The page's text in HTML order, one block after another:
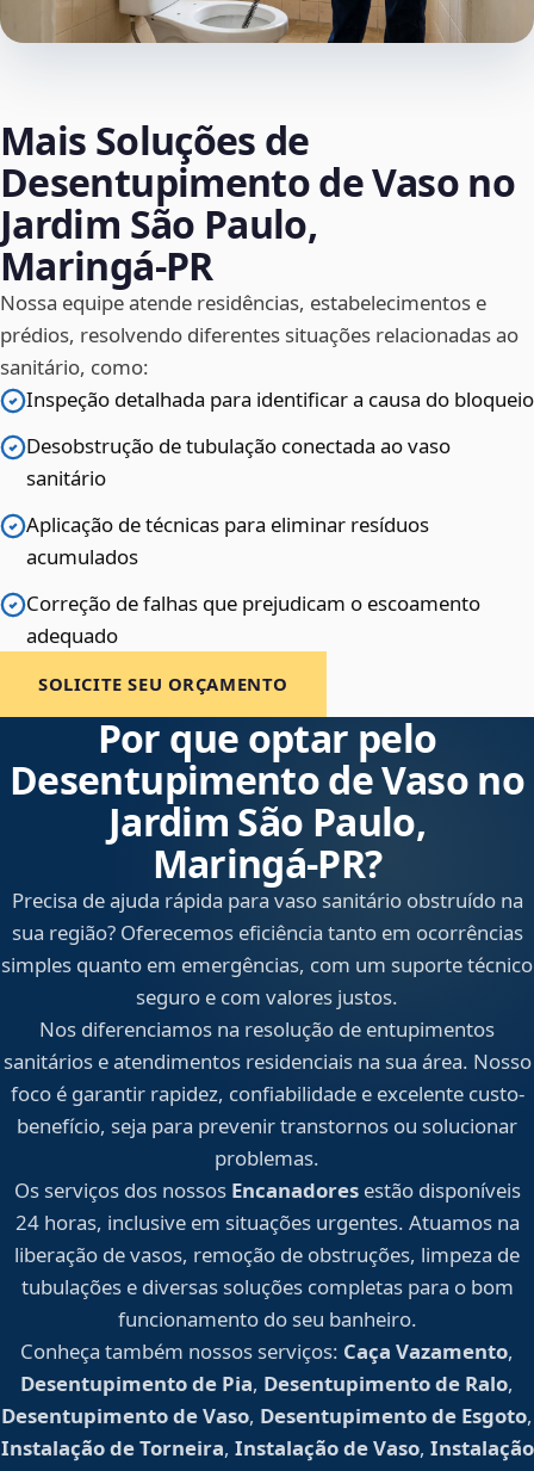
Mais Soluções de
Desentupimento de Vaso no
Jardim São Paulo,
Maringá‑PR
Nossa equipe atende residências, estabelecimentos e
prédios, resolvendo diferentes situações relacionadas ao
sanitário, como:
Inspeção detalhada para identificar a causa do bloqueio
Desobstrução de tubulação conectada ao vaso
sanitário
Aplicação de técnicas para eliminar resíduos
acumulados
Correção de falhas que prejudicam o escoamento
adequado
SOLICITE SEU ORÇAMENTO
Por que optar pelo
Desentupimento de Vaso no
Jardim São Paulo,
Maringá‑PR?
Precisa de ajuda rápida para vaso sanitário obstruído na
sua região? Oferecemos eficiência tanto em ocorrências
simples quanto em emergências, com um suporte técnico
seguro e com valores justos.
Nos diferenciamos na resolução de entupimentos
sanitários e atendimentos residenciais na sua área. Nosso
foco é garantir rapidez, confiabilidade e excelente custo-
benefício, seja para prevenir transtornos ou solucionar
problemas.
Os serviços dos nossos Encanadoresestão disponíveis
24 horas, inclusive em situações urgentes. Atuamos na
liberação de vasos, remoção de obstruções, limpeza de
tubulações e diversas soluções completas para o bom
funcionamento do seu banheiro.
Conheça também nossos serviços: Caça Vazamento,
Desentupimento de Pia, Desentupimento de Ralo,
Desentupimento de Vaso, Desentupimento de Esgoto,
Instalação de Torneira, Instalação de Vaso, Instalação